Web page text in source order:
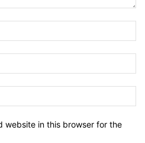
website in this browser for the